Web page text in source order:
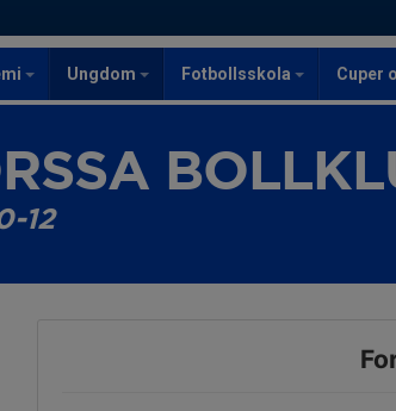
Ungdom Fotbollsskola Cuper
12